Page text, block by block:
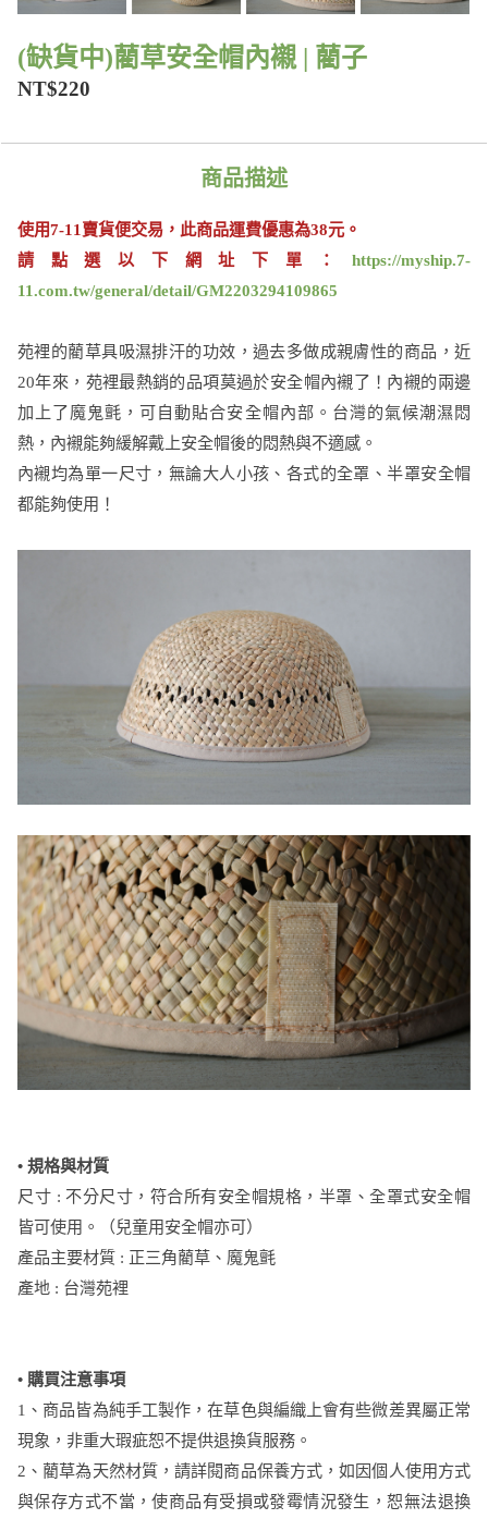
(缺貨中)藺草安全帽內襯 | 藺子
NT$220
商品描述
使用7-11賣貨便交易， 此商品運費優惠為38元。
請點選以下網址下單： https://myship.7-
11.com.tw/general/detail/GM2203294109865
苑裡的藺草具吸濕排汗的功效，過去多做成親膚性的商品，近
20年來，苑裡最熱銷的品項莫過於安全帽內襯了！內襯的兩邊
加上了魔鬼氈，可自動貼合安全帽內部。台灣的氣候潮濕悶
熱，內襯能夠緩解戴上安全帽後的悶熱與不適感。
內襯均為單一尺寸，無論大人小孩、各式的全罩、半罩安全帽
都能夠使用！
• 規格與材質
尺寸 : 不分尺寸，符合所有安全帽規格，半罩、全罩式安全帽
皆可使用。（兒童用安全帽亦可）
產品主要材質 : 正三角藺草、魔鬼氈
產地 : 台灣苑裡
• 購買注意事項
1、商品皆為純手工製作，在草色與編織上會有些微差異屬正常
現象，非重大瑕疵恕不提供退換貨服務。
2、藺草為天然材質，請詳閱商品保養方式，如因個人使用方式
與保存方式不當，使商品有受損或發霉情況發生，恕無法退換